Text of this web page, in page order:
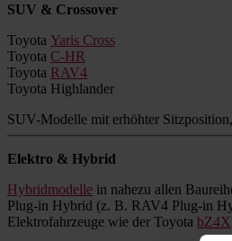
SUV & Crossover
Toyota Yaris Cross
Toyota C-HR
Toyota RAV4
Toyota Highlander
SUV-Modelle mit erhöhter
Elektro & Hybrid
Hybridmodelle in nahezu allen
Plug-in Hybrid (z. B. RAV4 Plug-in
Elektrofahrzeuge wie der Toyota bZ4X